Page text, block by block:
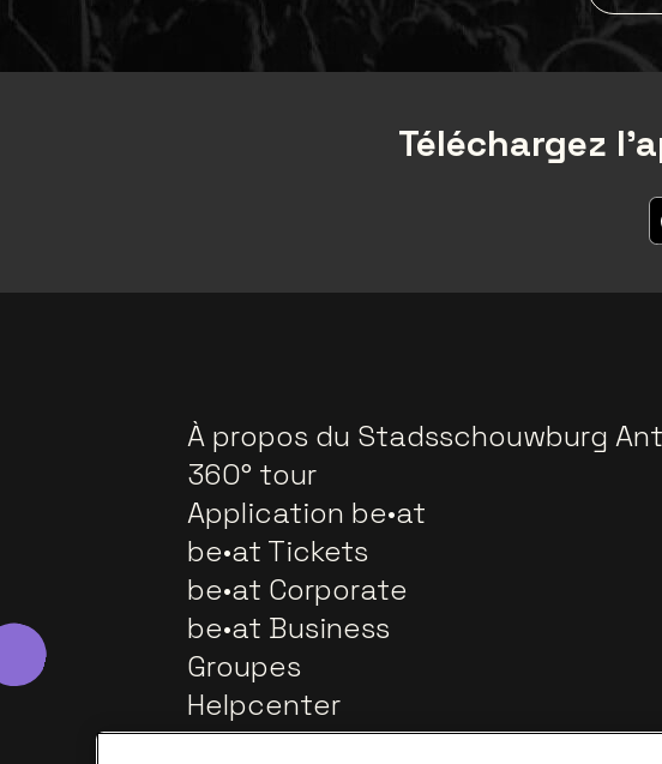
Téléchargez
À propos du Stadsschouwburg
360° tour
Application be•at
be•at Tickets
be•at Corporate
be•at Business
Groupes
Helpcenter
Contact